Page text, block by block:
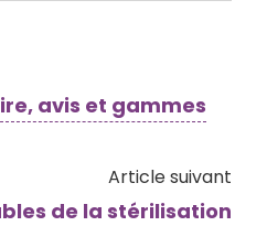
avis et gammes
Article suivant
de la stérilisation